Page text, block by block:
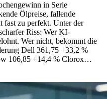
in Serie
Ölpreise, fallende
zu perfekt. Unter der
Riss: Wer KI-
Wer nicht, bekommt die
Dell 361,75 +33,2 %
106,85 +14,4 % Clorox…